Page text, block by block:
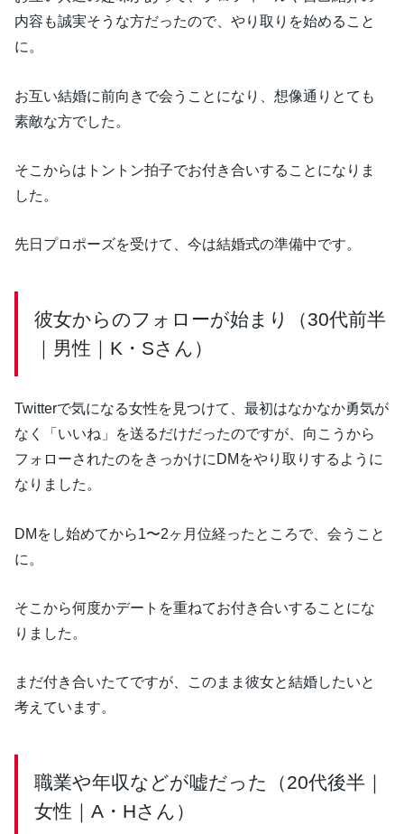
内容も誠実そうな方だったので、やり取りを始めること
に。
お互い結婚に前向きで会うことになり、想像通りとても
素敵な方でした。
そこからはトントン拍子でお付き合いすることになりま
した。
先日プロポーズを受けて、今は結婚式の準備中です。
彼女からのフォローが始まり（30代前半
｜男性｜K・Sさん）
Twitterで気になる女性を見つけて、最初はなかなか勇気が
なく「いいね」を送るだけだったのですが、向こうから
フォローされたのをきっかけにDMをやり取りするように
なりました。
DMをし始めてから1〜2ヶ月位経ったところで、会うこと
に。
そこから何度かデートを重ねてお付き合いすることにな
りました。
まだ付き合いたてですが、このまま彼女と結婚したいと
考えています。
職業や年収などが嘘だった（20代後半｜
女性｜A・Hさん）